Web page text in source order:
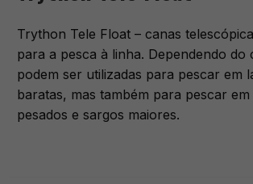
Trython Tele Float – canas
para a pesca à linha. Dependendo do
podem ser utilizadas para pescar em
baratas, mas também para pescar em
pesados e sargos maiores.